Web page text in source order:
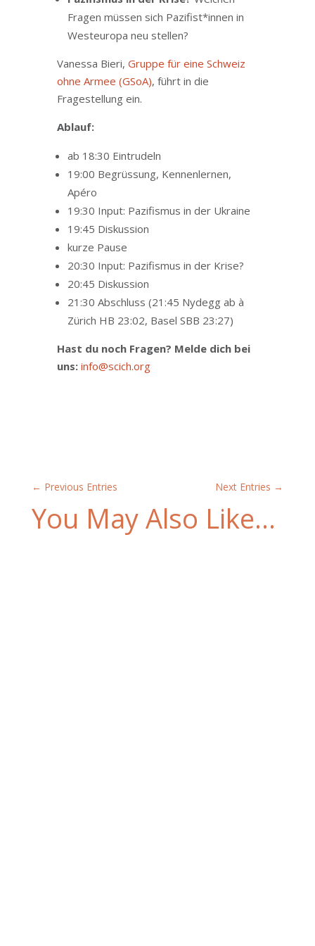
Fragen müssen sich Pazifist*innen in
Westeuropa neu stellen?
Vanessa Bieri, Gruppe für eine Schweiz
ohne Armee (GSoA), führt in die
Fragestellung ein.
Ablauf:
ab 18:30 Eintrudeln
19:00 Begrüssung, Kennenlernen,
Apéro
19:30 Input: Pazifismus in der Ukraine
19:45 Diskussion
kurze Pause
20:30 Input: Pazifismus in der Krise?
20:45 Diskussion
21:30 Abschluss (21:45 Nydegg ab à
Zürich HB 23:02, Basel SBB 23:27)
Hast du noch Fragen? Melde dich bei
uns: info@scich.org
← Previous Entries Next Entries →
You May Also Like…